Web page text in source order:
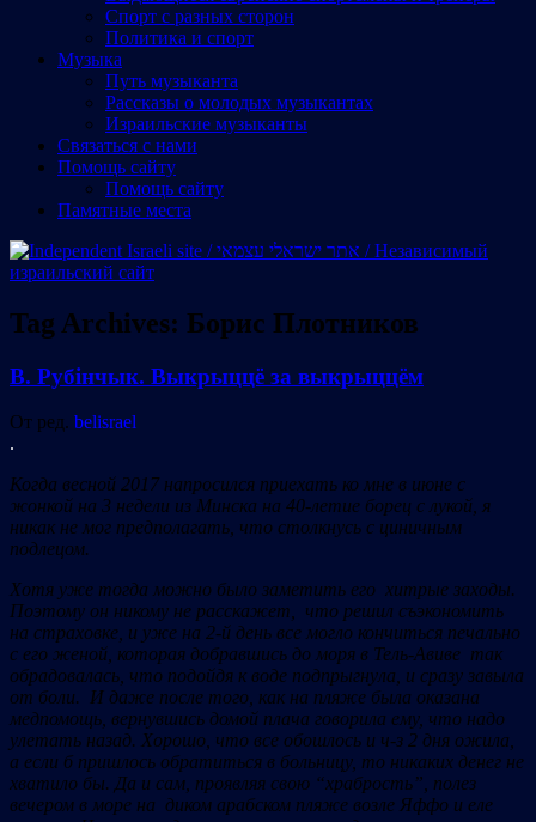
Спорт с разных сторон
Политика и спорт
Музыка
Путь музыканта
Рассказы о молодых музыкантах
Израильские музыканты
Cвязаться с нами
Помощь сайту
Помощь сайту
Памятные места
Tag Archives: Борис Плотников
В. Рубінчык. Выкрыццё за выкрыццём
От ред. belisrael
.
Когда весной 2017 напросился приехать ко мне в июне с
жонкой на 3 недели из Минска на 40-летие борец с лукой, я
никак не мог предполагать, что столкнусь с циничным
подлецом.
Хотя уже тогда можно было заметить его хитрые заходы.
Поэтому он никому не расскажет, что решил съэкономить
на страховке, и уже на 2-й день все могло кончиться печально
с его женой, которая добравшись до моря в Тель-Авиве так
обрадовалась, что подойдя к воде подпрыгнула, и сразу завыла
от боли. И даже после того, как на пляже была оказана
медпомощь, вернувшись домой плача говорила ему, что надо
улетать назад. Хорошо, что все обошлось и ч-з 2 дня ожила,
а если б пришлось обратиться в больницу, то никаких денег не
хватило бы. Да и сам, проявляя свою “храбрость”, полез
вечером в море на диком арабском пляже возле Яффо и еле